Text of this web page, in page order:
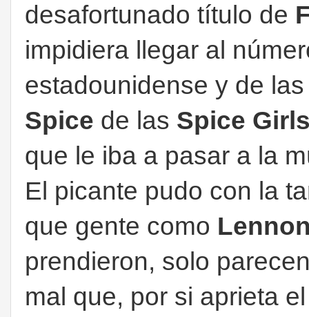
desafortunado título de
impidiera llegar al
estadounidense y de
Spice de las Spice
que le iba a pasar a la
El picante pudo con la
que gente como
prendieron, solo
mal que, por si aprieta